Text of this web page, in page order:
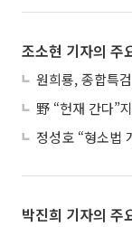
조소현 기자의 주
원희룡, 종합특
野 “헌재 간다”
박진희 기자의 주